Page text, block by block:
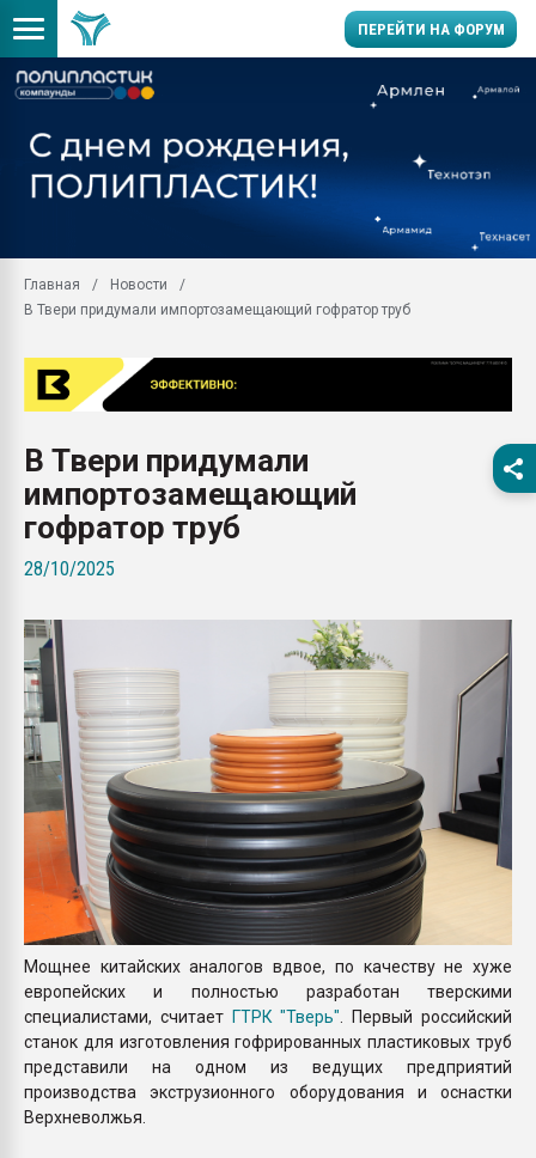
ПЕРЕЙТИ НА ФОРУМ
Вакуум-формовочные
28.07.2026
Всё, что касается
ПЕРЕЙТИ НА
Главная
Новости
В Твери придумали импортозамещающий гофратор труб
В Твери придумали
импортозамещающий
гофратор труб
28/10/2025
Мощнее китайских аналогов вдвое, по качеству не хуже
европейских и полностью разработан тверскими
специалистами, считает ГТРК "Тверь" . Первый российский
станок для изготовления гофрированных пластиковых труб
представили на одном из ведущих предприятий
производства экструзионного оборудования и оснастки
Верхневолжья.